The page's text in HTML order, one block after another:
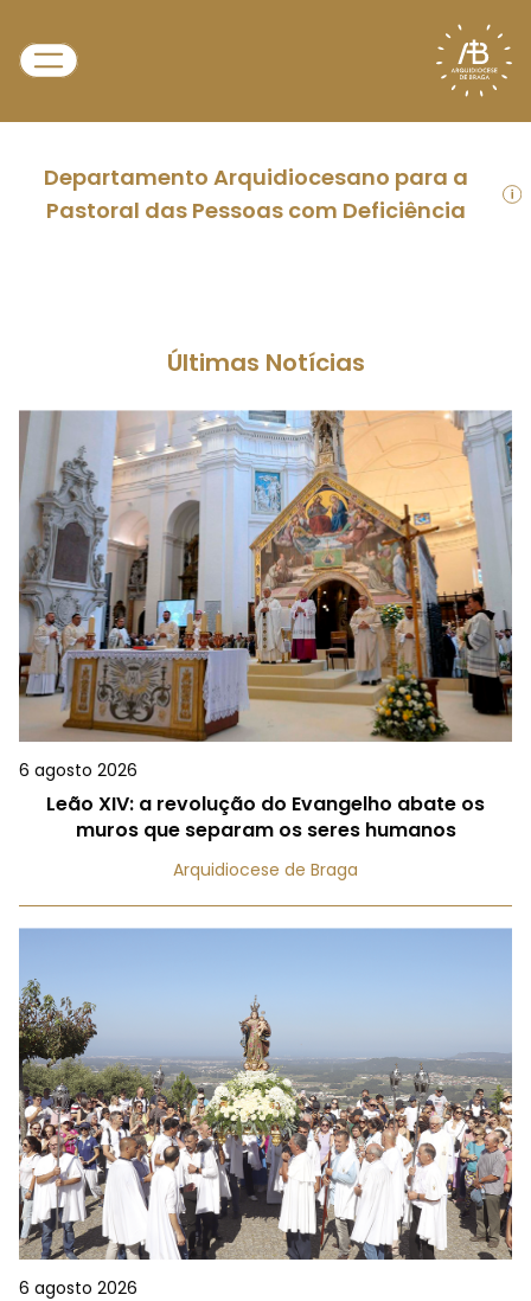
Departamento Arquidiocesano para a
Pastoral das Pessoas com Deficiência
Últimas Notícias
6 agosto 2026
Leão XIV: a revolução do Evangelho abate os
muros que separam os seres humanos
Arquidiocese de Braga
6 agosto 2026